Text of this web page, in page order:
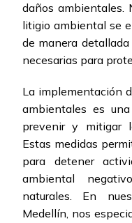
daños ambientales.
litigio ambiental se
de manera
necesarias para
La implementación
ambientales es
prevenir y mitigar
Estas medidas
para detener
ambiental
naturales. En
Medellín, nos